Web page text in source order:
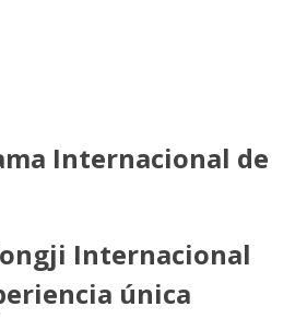
Internacional de
Internacional
única